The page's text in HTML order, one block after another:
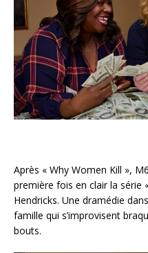
Après « Why Women Kill »,
première fois en clair la série
Hendricks. Une dramédie
famille qui s’improvisent
bouts.